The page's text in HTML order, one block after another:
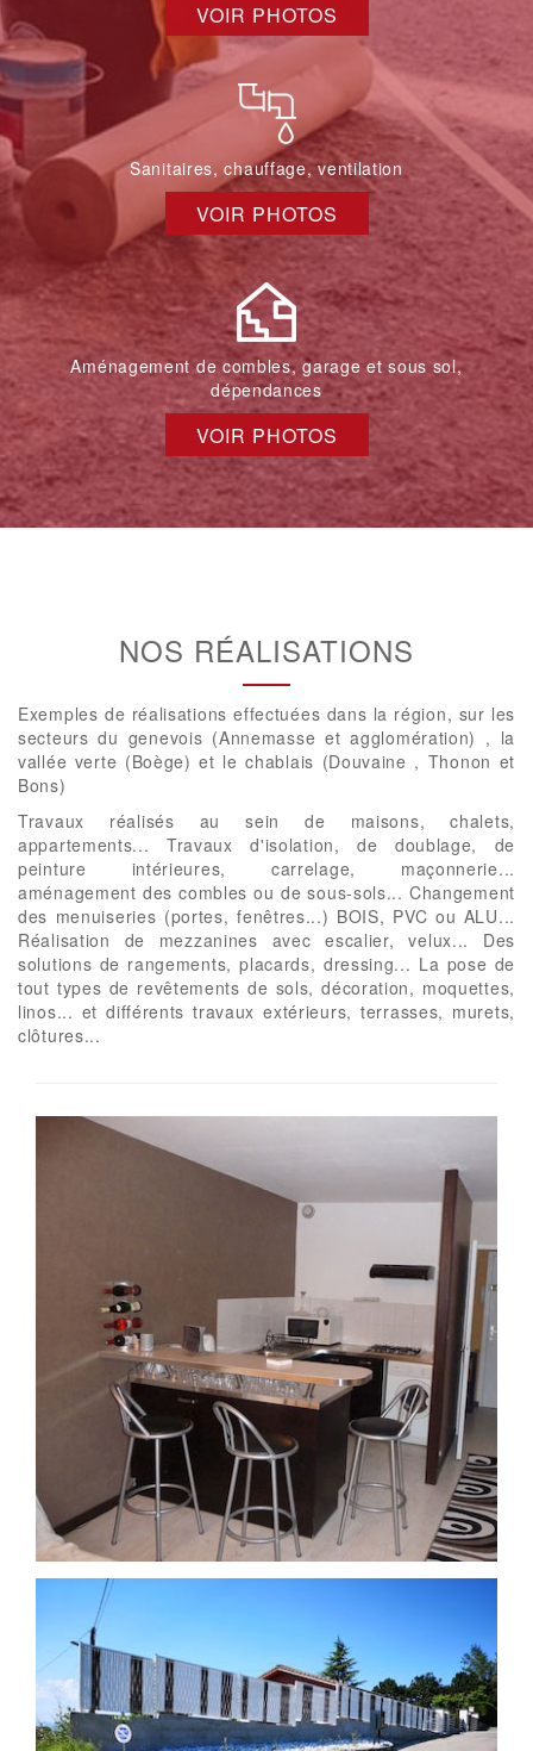
VOIR PHOTOS
Sanitaires, chauffage, ventilation
VOIR PHOTOS
Aménagement de combles, garage et sous sol,
dépendances
VOIR PHOTOS
NOS RÉALISATIONS
Exemples de réalisations effectuées dans la région, sur les
secteurs du genevois (Annemasse et agglomération) , la
vallée verte (Boège) et le chablais (Douvaine , Thonon et
Bons)
Travaux réalisés au sein de maisons, chalets,
appartements... Travaux d'isolation, de doublage, de
peinture intérieures, carrelage, maçonnerie...
aménagement des combles ou de sous-sols... Changement
des menuiseries (portes, fenêtres...) BOIS, PVC ou ALU...
Réalisation de mezzanines avec escalier, velux... Des
solutions de rangements, placards, dressing... La pose de
tout types de revêtements de sols, décoration, moquettes,
linos... et différents travaux extérieurs, terrasses, murets,
clôtures...